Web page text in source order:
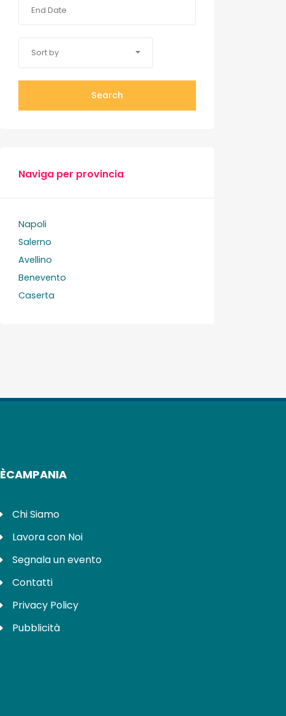
Sort by
Search
Naviga per provincia
Napoli
Salerno
Avellino
Benevento
Caserta
ÈCAMPANIA
Chi Siamo
Lavora con Noi
Segnala un evento
Contatti
Privacy Policy
Pubblicità